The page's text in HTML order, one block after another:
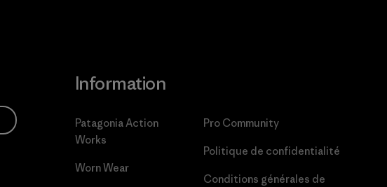
Information
Patagonia Action
Works
Worn Wear
Pro Community
Politique de confidentialité
Conditions générales de